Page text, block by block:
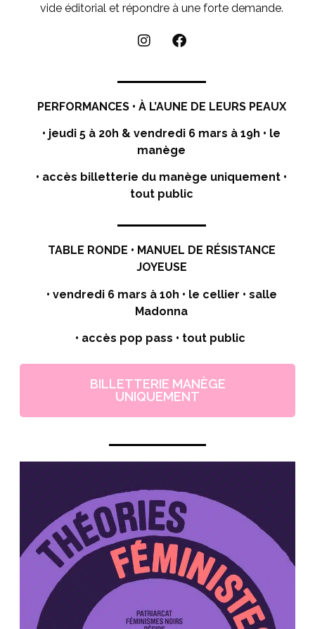
vide éditorial et répondre à une forte demande.
PERFORMANCES • À L’AUNE DE LEURS PEAUX
• jeudi 5 à 20h & vendredi 6 mars à 19h • le
manège
• accès billetterie du manège uniquement •
tout public
TABLE RONDE • MANUEL DE RÉSISTANCE
JOYEUSE
• vendredi 6 mars à 10h • le cellier • salle
Madonna
• accès pop pass • tout public
BILLETTERIE MANÈGE
UNIQUEMENT